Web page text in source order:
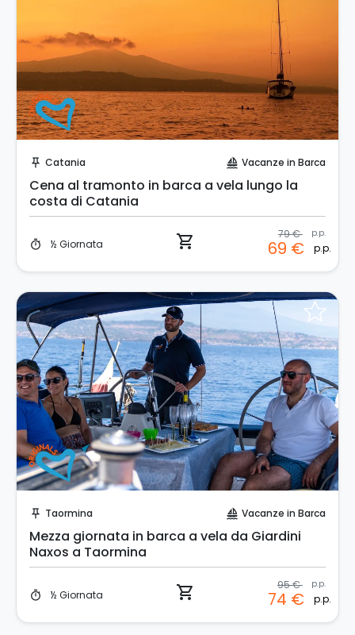
push_pin Catania sailing Vacanze in Barca
Cena al tramonto in barca a vela lungo la
costa di Catania
timer ½ Giornata shopping_cart 79 € p.p.
69 € p.p.
push_pin Taormina sailing Vacanze in Barca
Mezza giornata in barca a vela da Giardini
Naxos a Taormina
timer ½ Giornata shopping_cart 95 € p.p.
74 € p.p.